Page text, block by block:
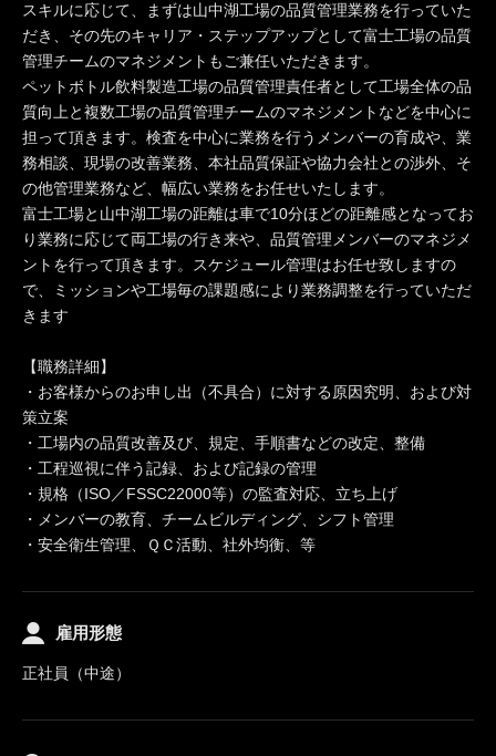
スキルに応じて、まずは山中湖工場の品質管理業務を行っていた
だき、その先のキャリア・ステップアップとして富士工場の品質
管理チームのマネジメントもご兼任いただきます。
ペットボトル飲料製造工場の品質管理責任者として工場全体の品
質向上と複数工場の品質管理チームのマネジメントなどを中心に
担って頂きます。検査を中心に業務を行うメンバーの育成や、業
務相談、現場の改善業務、本社品質保証や協力会社との渉外、そ
の他管理業務など、幅広い業務をお任せいたします。
富士工場と山中湖工場の距離は車で10分ほどの距離感となってお
り業務に応じて両工場の行き来や、品質管理メンバーのマネジメ
ントを行って頂きます。スケジュール管理はお任せ致しますの
で、ミッションや工場毎の課題感により業務調整を行っていただ
きます
【職務詳細】
・お客様からのお申し出（不具合）に対する原因究明、および対
策立案
・工場内の品質改善及び、規定、手順書などの改定、整備
・工程巡視に伴う記録、および記録の管理
・規格（ISO／FSSC22000等）の監査対応、立ち上げ
・メンバーの教育、チームビルディング、シフト管理
・安全衛生管理、ＱＣ活動、社外均衡、等
雇用形態
正社員（中途）